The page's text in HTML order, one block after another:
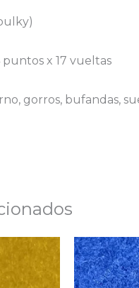
puntos x 17 vueltas
gorros, bufandas,